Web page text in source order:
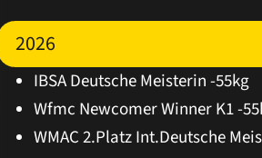
2026
IBSA Deutsche Meisterin -55kg
Wfmc Newcomer Winner K1 -
WMAC 2.Platz Int.Deutsche